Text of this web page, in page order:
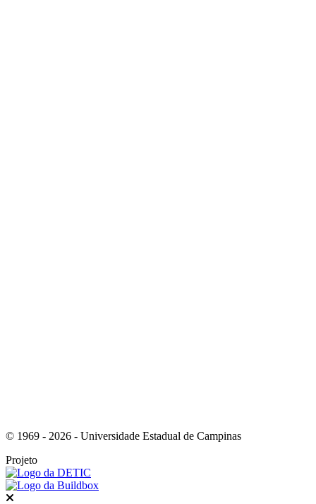
© 1969 - 2026 - Universidade Estadual de Campinas
Projeto